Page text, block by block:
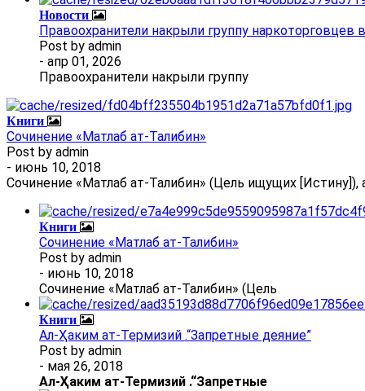
Новости
Правоохранители накрыли группу
Post by admin
- апр 01, 2026
Правоохранители накрыли группу
Книги
Сочинение «Матлаб ат-Талибин»
Post by admin
- июнь 10, 2018
Сочинение «Матлаб ат-Талибин» (Цель ищущих
Книги
Сочинение «Матлаб ат-Талибин»
Post by admin
- июнь 10, 2018
Сочинение «Матлаб ат-Талибин» (Цель
Книги
Ал-Ҳаким ат-Термизий .“Запретные деяние”
Post by admin
- мая 26, 2018
Ал-Ҳаким ат-Термизий .“Запретные